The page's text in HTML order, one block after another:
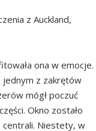
z Auckland,
ona w emocje.
jednym z zakrętów
mógł poczuć
Okno zostało
centrali. Niestety, w